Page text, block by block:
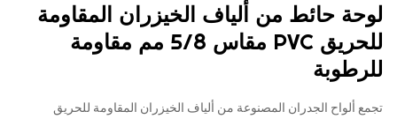
حائط من ألياف الخيزران المقاومة
للحريق PVC مقاس 5/8 مم مقاومة
ألواح الجدران المصنوعة من ألياف الخيزران المقاومة للحريق